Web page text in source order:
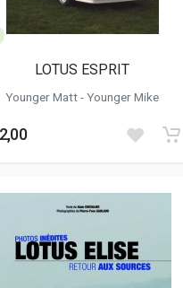
LOTUS ESPRIT
Younger Matt-Younger Mike